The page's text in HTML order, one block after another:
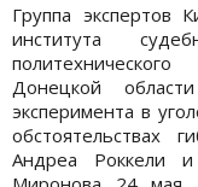
Группа экспертов
института
Донецкой
эксперимента в
обстоятельствах
Андреа Роккели и